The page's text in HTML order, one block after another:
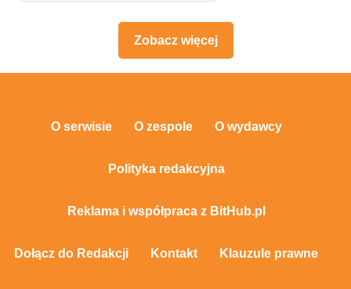
Zobacz więcej
O serwisie O zespole O wydawcy
Polityka redakcyjna
Reklama i współpraca z BitHub.pl
Dołącz do Redakcji Kontakt Klauzule prawne